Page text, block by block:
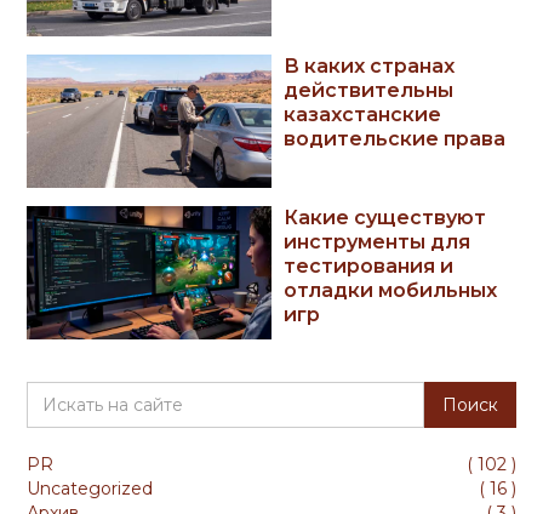
В каких странах
действительны
казахстанские
водительские права
Какие существуют
инструменты для
тестирования и
отладки мобильных
игр
PR ( 102)
Uncategorized
( 16)